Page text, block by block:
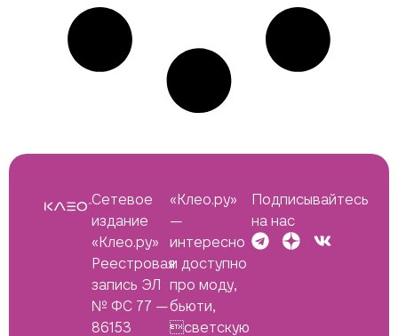
Сетевое
издание
«Клео.ру»
Реестровая
запись ЭЛ
№ ФС 77 —
86153
«Клео.ру»
—
интересно
и доступно
про моду,
бьюти,
светскую
Подписывайтесь
на нас